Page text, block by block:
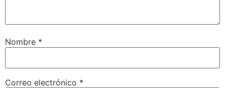
Nombre *
Correo electrónico *